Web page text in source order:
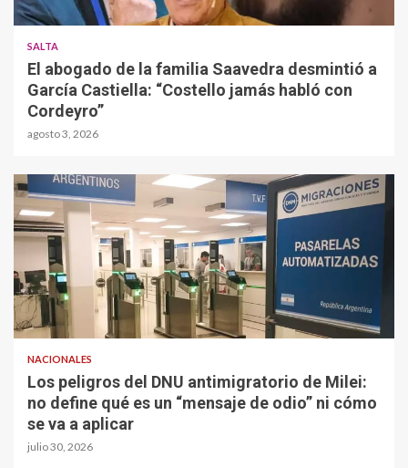
SALTA
El abogado de la familia Saavedra desmintió a
García Castiella: “Costello jamás habló con
Cordeyro”
agosto 3, 2026
NACIONALES
Los peligros del DNU antimigratorio de Milei:
no define qué es un “mensaje de odio” ni cómo
se va a aplicar
julio 30, 2026